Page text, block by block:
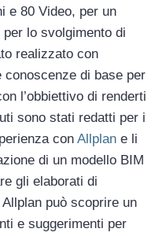
e 80 Video, per un
lo svolgimento di
realizzato con
conoscenze di base per
l’obbiettivo di renderti
sono stati redatti per i
con Allplan e li
di un modello BIM
gli elaborati di
può scoprire un
e suggerimenti per